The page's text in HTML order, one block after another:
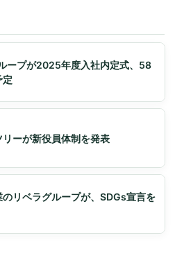
ープが2025年度入社内定式、58
定
リーが新役員体制を発表
のリベラグループが、SDGs宣言を